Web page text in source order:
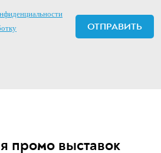
промо выставок